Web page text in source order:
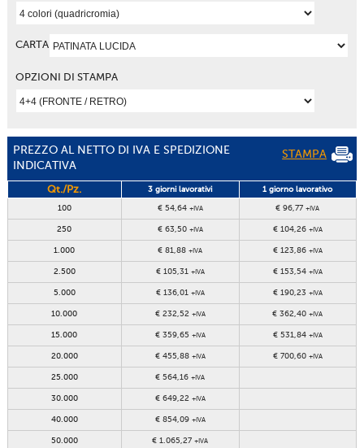
CARTA
OPZIONI DI STAMPA
PREZZO AL NETTO DI IVA E SPEDIZIONE
INDICATIVA
STAMPA
Qt./Pz. 3 giorni lavorativi 1 giorno lavorativo
100 € 54,64 +IVA € 96,77+IVA
250 € 63,50 +IVA € 104,26 +IVA
1.000 € 81,88+IVA € 123,86 +IVA
2.500 € 105,31 +IVA € 153,54 +IVA
5.000 € 136,01 +IVA € 190,23 +IVA
10.000 € 232,52 +IVA € 362,40+IVA
15.000 € 359,65 +IVA € 531,84 +IVA
20.000 € 455,88 +IVA € 700,60 +IVA
25.000 € 564,16+IVA
30.000 € 649,22 +IVA
40.000 € 854,09 +IVA
50.000 € 1.065,27+IVA